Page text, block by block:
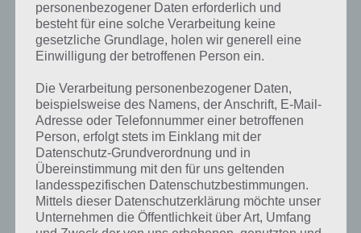
Kurze Begriffserklärung zur Lösung Spaß
personenbezogener Daten erforderlich und
besteht für eine solche Verarbeitung keine
gesetzliche Grundlage, holen wir generell eine
Einwilligung der betroffenen Person ein.
Die Verarbeitung personenbezogener Daten,
beispielsweise des Namens, der Anschrift, E-Mail-
Adresse oder Telefonnummer einer betroffenen
Person, erfolgt stets im Einklang mit der
Datenschutz-Grundverordnung und in
Übereinstimmung mit den für uns geltenden
landesspezifischen Datenschutzbestimmungen.
Mittels dieser Datenschutzerklärung möchte unser
Unternehmen die Öffentlichkeit über Art, Umfang